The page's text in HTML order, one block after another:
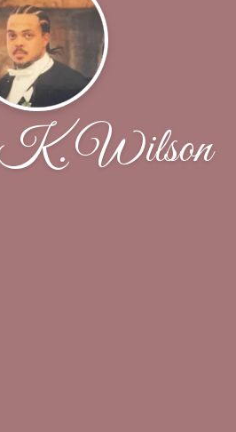
Wilson